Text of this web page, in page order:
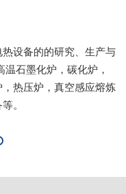
设备的的研究、生产与
石墨化炉，碳化炉，
热压炉，真空感应熔炼
。